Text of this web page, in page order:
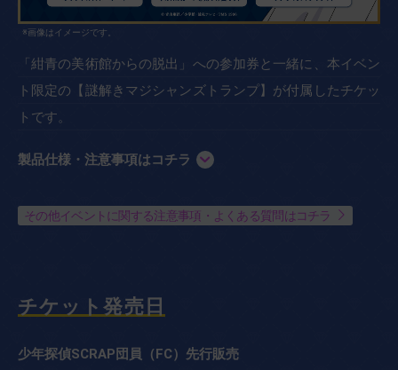
※画像はイメージです。
「紺青の美術館からの脱出」への参加券と一緒に、本イベン
ト限定の【謎解きマジシャンズトランプ】が付属したチケッ
トです。
製品仕様・注意事項はコチラ
その他イベントに関する注意事項・よくある質問はコチラ
チケット発売日
少年探偵SCRAP団員（FC）先行販売